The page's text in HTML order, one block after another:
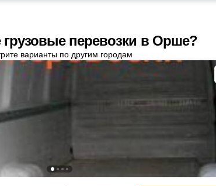
перевозки в Орше?
варианты по другим городам